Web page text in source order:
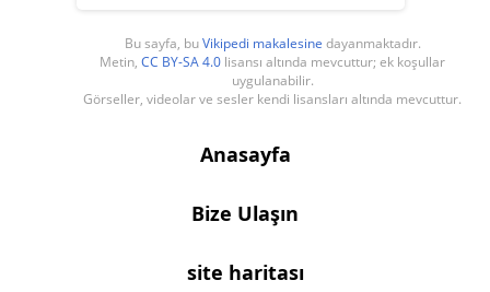
düzenlenen 2009 FINA Erkekler Su
Polo Dünya Ligi'nde altın madalya
kazandı. Bu anlamda Karadağ
takımlarından birine sahiptir. Kotor
Rijeka'da düzenlenen LEN
oldu.Karadağ ulusal basketbol
yıllarında ülkedeki farklı
turnuvaların şampiyonları
birbirleriyle kupa maçı yaptığı için
Visoko'nun kazandıkları kupa
Bu sayfa, buVikipedi makalesine dayanmaktadır.
Metin, CC BY-SA 4.0 lisansı altında mevcuttur; ek koşullar
uygulanabilir.
Görseller, videolar ve sesler kendi lisansları altında mevcuttur.
Anasayfa
Bize Ulaşın
site haritası